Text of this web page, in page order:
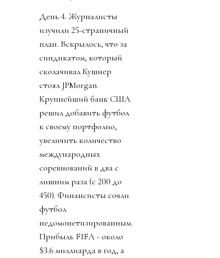
День 4. Журналисты
изучили 25-страничный
план. Вскрылось, что за
синдикатом, который
сколачивал Кушнер
стоял JPMorgan.
Крупнейший банк США
решил добавить футбол
к своему портфолио,
увеличить количество
международных
соревнований в два с
лишним раза (с 200 до
450). Финансисты сочли
футбол
недомонетизированным.
Прибыль FIFA - около
$3.6 миллиарда в год, а